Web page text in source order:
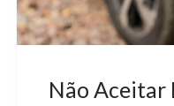
Não Aceitar